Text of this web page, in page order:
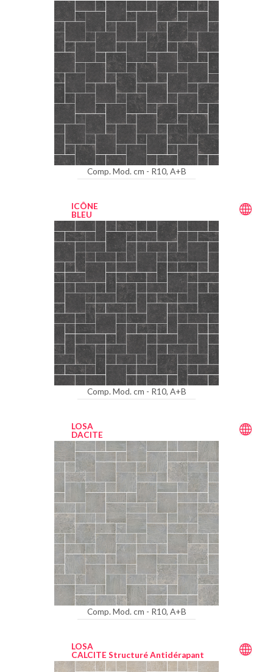
Comp. Mod. cm - R10, A+B
ICÔNE
BLEU
Comp. Mod. cm - R10, A+B
LOSA
DACITE
Comp. Mod. cm - R10, A+B
LOSA
CALCITE Structuré Antidérapant